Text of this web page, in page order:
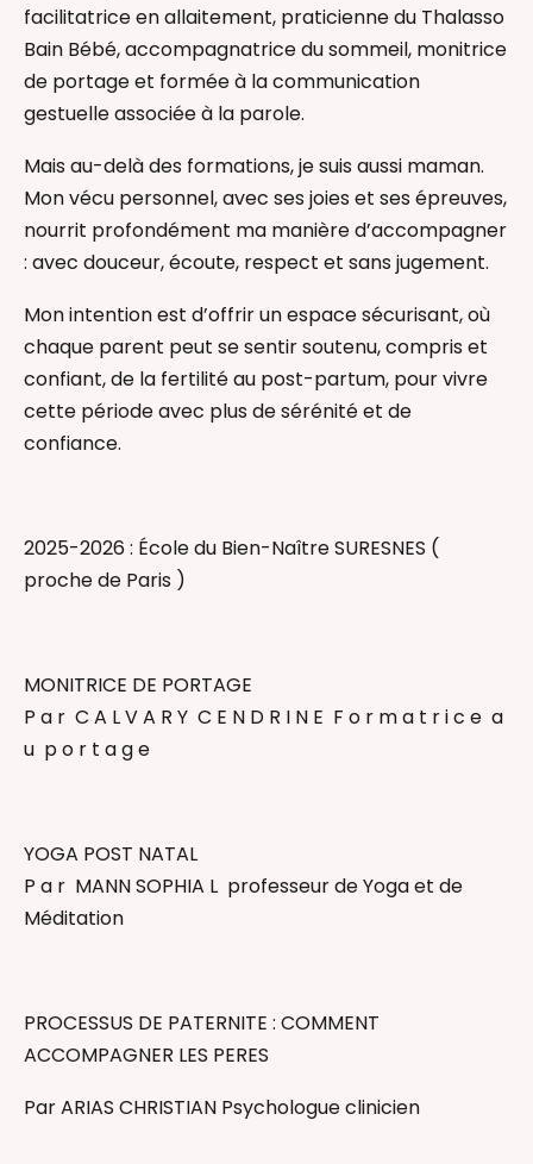
Réflexologie bébé
Relaxation et sophrologie
Thérapeutique Bain Bébé
Yoga Postnatal
Accompagnant(e) périnatal(e)
Accompagnatrice / coach Sommeil bébé
Auxiliaire de puériculture
Conseillère en lactation
Practienne en massage bébé
Praticienne en Thérapeutique Bain Bébé
facilitatrice en allaitement, praticienne du Thalasso
Bain Bébé, accompagnatrice du sommeil, monitrice
de portage et formée à la communication
gestuelle associée à la parole.
Mais au-delà des formations, je suis aussi maman.
Mon vécu personnel, avec ses joies et ses épreuves,
nourrit profondément ma manière d’accompagner
: avec douceur, écoute, respect et sans jugement.
Mon intention est d’offrir un espace sécurisant, où
chaque parent peut se sentir soutenu, compris et
confiant, de la fertilité au post-partum, pour vivre
cette période avec plus de sérénité et de
confiance.
2025-2026 : École du Bien-Naître SURESNES (
proche de Paris )
MONITRICE DE PORTAGE
P a r C A L V A R Y C E N D R I N E F o r m a t r i c e a
u p o r t a g e
​YOGA POST NATAL
P a r MANN SOPHIA L professeur de Yoga et de
Méditation
PROCESSUS DE PATERNITE : COMMENT
ACCOMPAGNER LES PERES
Par ARIAS CHRISTIAN Psychologue clinicien